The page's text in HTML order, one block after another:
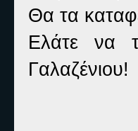
Θα τα
Ελάτε να
Γαλαζένιου!